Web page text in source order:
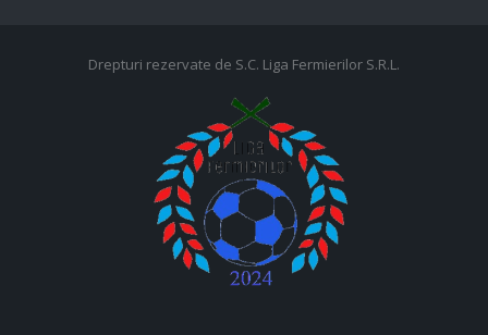
Drepturi rezervate de S.C. Liga Fermierilor S.R.L.